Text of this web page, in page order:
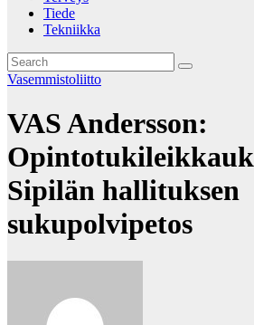
Tiede
Tekniikka
Vasemmistoliitto
VAS Andersson:
Sipilän hallituksen
sukupolvipetos